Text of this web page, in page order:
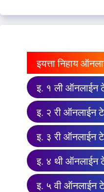
इयत्ता निहाय
इ. १ ली ऑनलाईन
इ. २ री ऑनलाईन
इ. ३ री ऑनलाईन
इ. ४ थी ऑनलाईन
इ. ५ वी ऑनलाईन